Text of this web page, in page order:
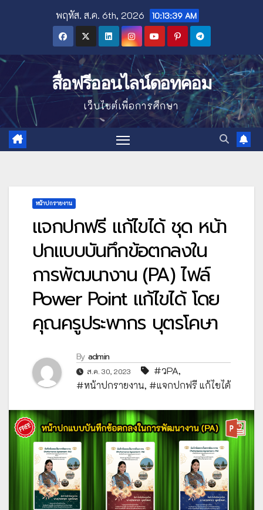
พฤหัส. ส.ค. 6th, 2026 10:13:40 AM
สื่อฟรีออนไลน์ดอทคอม
เว็บไซต์เพื่อการศึกษา
หน้าปกรายงาน
แจกปกฟรี แก้ไขได้ ชุด หน้า
ปกแบบบันทึกข้อตกลงใน
การพัฒนางาน (PA) ไฟล์
Power Point แก้ไขได้ โดย
คุณครูประพากร บุตรโคษา
By admin
ส.ค. 30, 2023 #วPA,
#หน้าปกรายงาน, #แจกปกฟรี แก้ไขได้